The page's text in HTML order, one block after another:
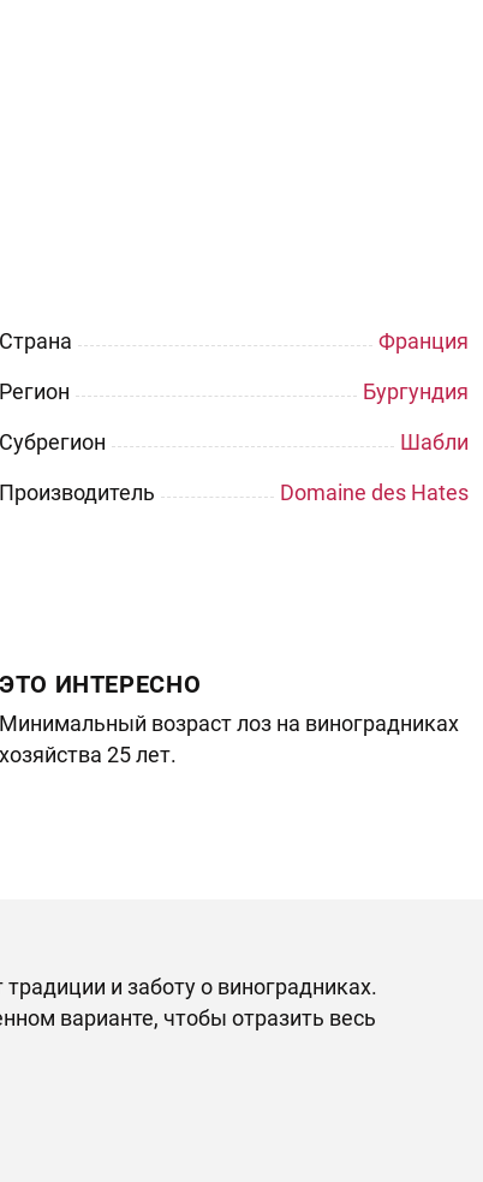
Страна
Франция
Регион
Бургундия
Субрегион
Шабли
Производитель
Domaine des Hates
ЭТО ИНТЕРЕСНО
Минимальный возраст лоз на виноградниках
хозяйства 25 лет.
и заботу о виноградниках.
варианте, чтобы отразить весь